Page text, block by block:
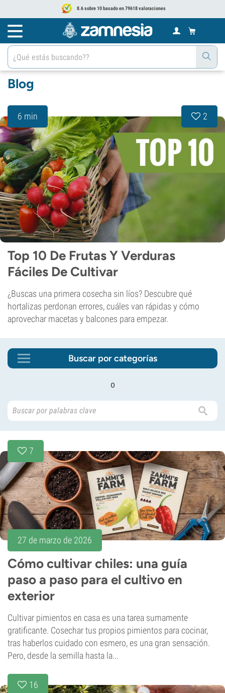
8.6 sobre 10 basado en 79618 valoraciones
Blog
6 min 2
Top 10 De Frutas Y Verduras
Fáciles De Cultivar
¿Buscas una primera cosecha sin líos? Descubre qué
hortalizas perdonan errores, cuáles van rápidas y cómo
aprovechar macetas y balcones para empezar.
Buscar por categorías
o
7
27 de marzo de 2026
Cómo cultivar chiles: una guía
paso a paso para el cultivo en
exterior
Cultivar pimientos en casa es una tarea sumamente
gratificante. Cosechar tus propios pimientos para cocinar,
tras haberlos cuidado con esmero, es una gran sensación.
Pero, desde la semilla hasta la...
16